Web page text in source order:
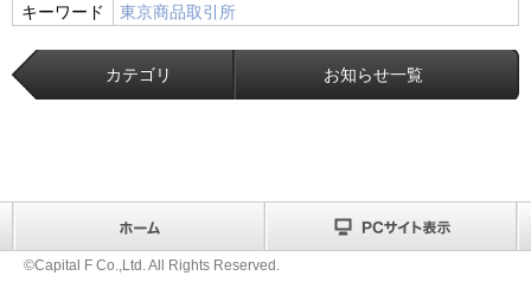
キーワード 東京商品取引所
カテゴリ お知らせ一覧
©Capital F Co.,Ltd. All Rights Reserved.